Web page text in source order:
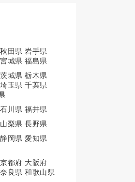
秋田県 岩手県
宮城県 福島県
茨城県 栃木県
埼玉県 千葉県
石川県 福井県
山梨県 長野県
静岡県 愛知県
京都府 大阪府
奈良県 和歌山県